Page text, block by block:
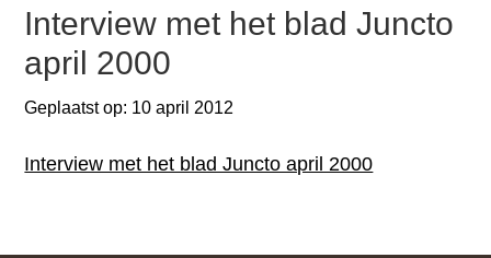
Interview met het blad Juncto
april 2000
Geplaatst op: 10 april 2012
Interview met het blad Juncto april 2000